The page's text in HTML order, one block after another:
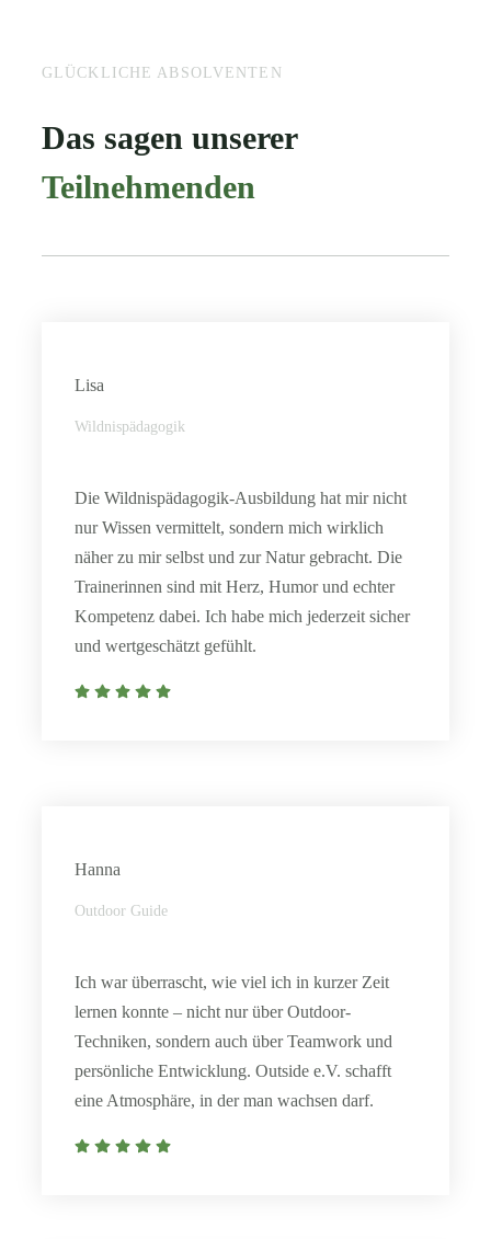
GLÜCKLICHE ABSOLVENTEN
Das sagen unserer
Teilnehmenden
Lisa
Wildnispädagogik
Die Wildnispädagogik-Ausbildung hat mir nicht
nur Wissen vermittelt, sondern mich wirklich
näher zu mir selbst und zur Natur gebracht. Die
Trainerinnen sind mit Herz, Humor und echter
Kompetenz dabei. Ich habe mich jederzeit sicher
und wertgeschätzt gefühlt.
Hanna
Outdoor Guide
Ich war überrascht, wie viel ich in kurzer Zeit
lernen konnte – nicht nur über Outdoor-
Techniken, sondern auch über Teamwork und
persönliche Entwicklung. Outside e.V. schafft
eine Atmosphäre, in der man wachsen darf.